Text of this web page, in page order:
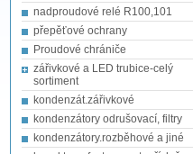
nadproudové relé R100,101
přepěťové ochrany
Proudové chrániče
zářivkové a LED trubice-celý
sortiment
kondenzát.zářivkové
kondenzátory odrušovací, filtry
kondenzátory.rozběhové a jiné